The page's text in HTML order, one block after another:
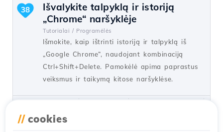
Išvalykite talpyklą ir istoriją
„Chrome“ naršyklėje
Tutorialai / Programėlės
Išmokite, kaip ištrinti istoriją ir talpyklą iš
„Google Chrome“, naudojant kombinaciją
Ctrl+Shift+Delete. Pamokėlė apima paprastus
veiksmus ir taikymą kitose naršyklėse.
38
de Florin P. Peržiūros 7012
Atnaujinta prieš 5 metus
// cookies